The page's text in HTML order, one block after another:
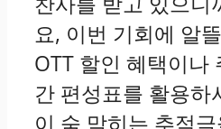
요, 이번 기회에 알
OTT 할인 혜택이나
간 편성표를 활용하
이 숨 막히는 추적